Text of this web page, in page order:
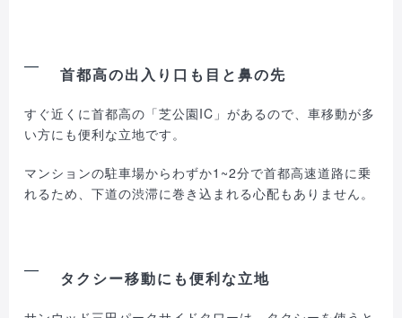
首都高の出入り口も目と鼻の先
すぐ近くに首都高の「芝公園IC」があるので、車移動が多
い方にも便利な立地です。
マンションの駐車場からわずか1~2分で首都高速道路に乗
れるため、下道の渋滞に巻き込まれる心配もありません。
タクシー移動にも便利な立地